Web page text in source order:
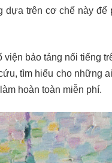
trên cơ chế này để
bảo tảng nối tiếng
tìm hiểu cho những
hoàn toàn miễn phí.